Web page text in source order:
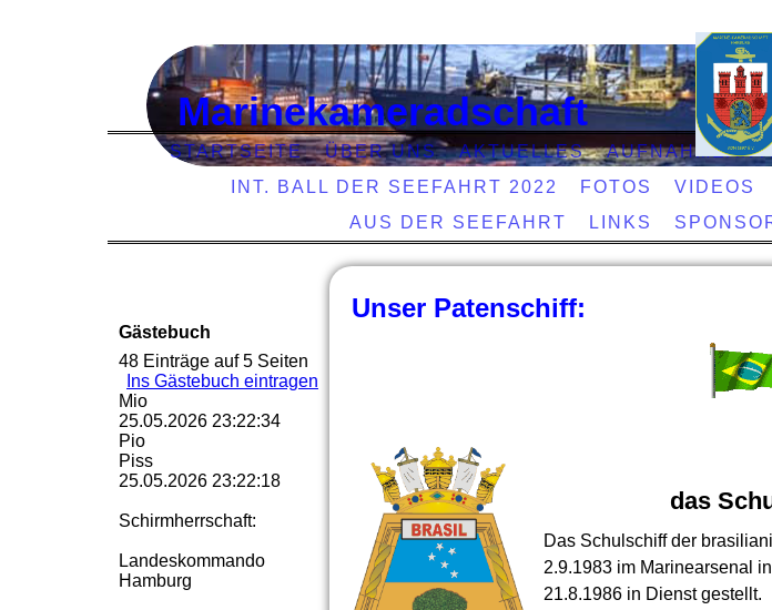
Marinekameradschaft
STARTSEITE ÜBER UNS AKTUELLES
INT. BALL DER SEEFAHRT 2022
FOTOS VIDEOS
AUS DER SEEFAHRT
LINKS
Unser Patenschiff:
das
Das Schulschiff der
2.9.1983 im Marinearsenal
21.8.1986 in Dienst gestellt.
Gästebuch
48 Einträge auf 5 Seiten
Ins Gästebuch eintragen
Mio
25.05.2026 23:22:34
Pio
Piss
25.05.2026 23:22:18
Schirmherrschaft:
Landeskommando
Hamburg